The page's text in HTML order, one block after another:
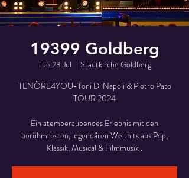
19399 Goldberg
Tue 23 Jul
  |
Stadtkirche Goldberg
TENÖRE4YOU-Toni Di Napoli & Pietro Pato
TOUR 2024
Ein atemberaubendes Erlebnis mit den
berühmtesten, legendären Welthits aus Pop,
Klassik, Musical & Filmmusik .